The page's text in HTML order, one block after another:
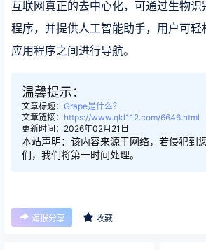
互联网真正的去中心化，可通过生物识
程序，并提供人工智能助手，用户可轻
应用程序之间进行导航。
温馨提示：
文章标题： Grape是什么？
文章链接： https://www.qkl112.com/6646.html
更新时间：2026年02月21日
本站声明：该内容来源于网络，若侵犯到
们，我们将第一时间处理。
海报分享 收藏